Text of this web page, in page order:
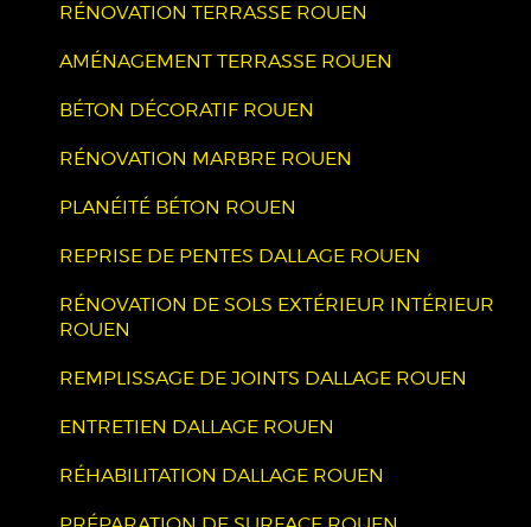
RÉNOVATION TERRASSE ROUEN
AMÉNAGEMENT TERRASSE ROUEN
BÉTON DÉCORATIF ROUEN
RÉNOVATION MARBRE ROUEN
PLANÉITÉ BÉTON ROUEN
REPRISE DE PENTES DALLAGE ROUEN
RÉNOVATION DE SOLS EXTÉRIEUR INTÉRIEUR
ROUEN
REMPLISSAGE DE JOINTS DALLAGE ROUEN
ENTRETIEN DALLAGE ROUEN
RÉHABILITATION DALLAGE ROUEN